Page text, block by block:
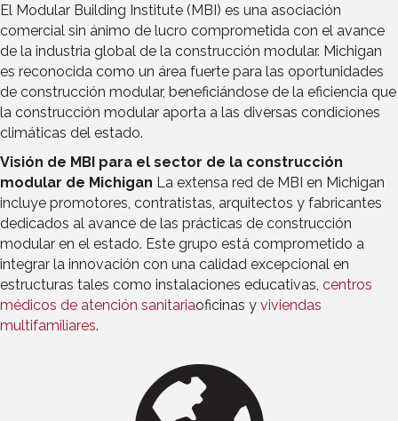
El Modular Building Institute (MBI) es una asociación
comercial sin ánimo de lucro comprometida con el avance
de la industria global de la construcción modular. Michigan
es reconocida como un área fuerte para las oportunidades
de construcción modular, beneficiándose de la eficiencia que
la construcción modular aporta a las diversas condiciones
climáticas del estado.
Visión de MBI para el sector de la construcción
modular de Michigan La extensa red de MBI en Michigan
incluye promotores, contratistas, arquitectos y fabricantes
dedicados al avance de las prácticas de construcción
modular en el estado. Este grupo está comprometido a
integrar la innovación con una calidad excepcional en
estructuras tales como instalaciones educativas, centros
médicos de atención sanitariaoficinas y viviendas
multifamiliares.